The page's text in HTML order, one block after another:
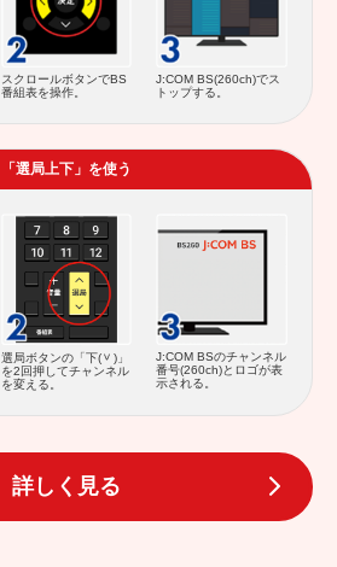
スクロールボタンでBS
番組表を操作。
J:COM BS(260ch)でス
トップする。
「選局上下」を使う
選局ボタンの「下(
)」
を2回押してチャンネル
を変える。
J:COM BSのチャンネル
番号(260ch)とロゴが表
示される。
詳しく見る